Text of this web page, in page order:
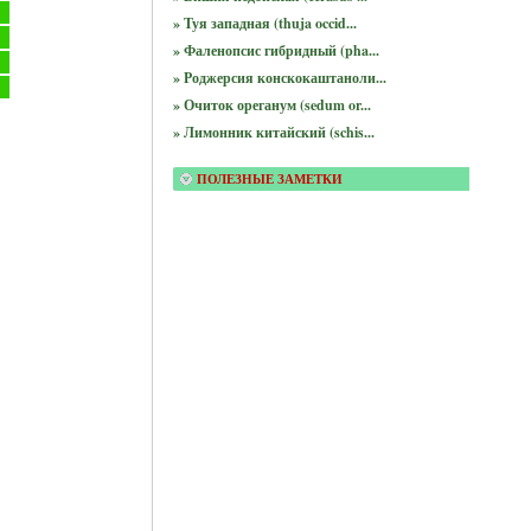
» Туя западная (thuja occid...
» Фаленопсис гибридный (pha...
» Роджерсия конскокаштаноли...
» Очиток ореганум (sedum or...
» Лимонник китайский (schis...
ПОЛЕЗНЫЕ ЗАМЕТКИ